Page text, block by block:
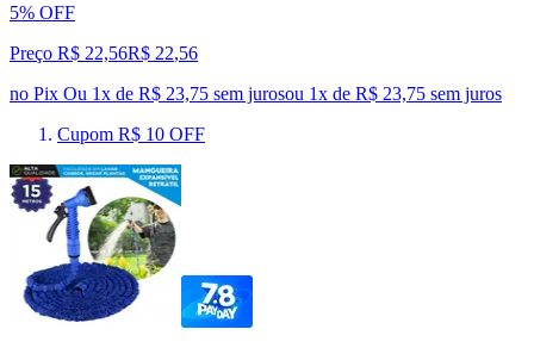
5% OFF
Preço R$ 22,56R$ 22,56
no Pix Ou 1x de R$ 23,75 sem jurosou 1x de R$ 23,75 sem juros
Cupom R$ 10 OFF